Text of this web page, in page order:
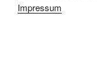
Impressum